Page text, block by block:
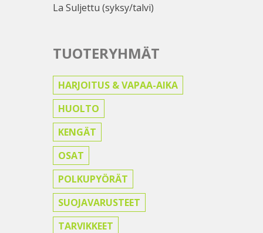
La Suljettu (syksy/talvi)
TUOTERYHMÄT
HARJOITUS & VAPAA-AIKA
HUOLTO
KENGÄT
OSAT
POLKUPYÖRÄT
SUOJAVARUSTEET
TARVIKKEET